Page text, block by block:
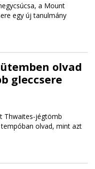
a Mount
egy új tanulmány
olvad
gleccsere
Thwaites-jégtömb
olvad, mint azt